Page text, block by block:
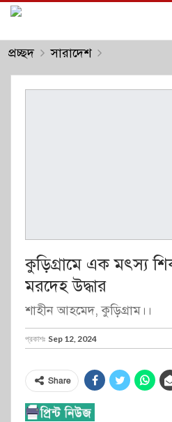
প্রচ্ছদ সারাদেশ
কু‌ড়িগ্রা‌মে এক মৎস‌্য
মর‌দেহ উদ্ধার
শাহীন আহমেদ, কুড়িগ্রাম।।
প্রকাশঃ Sep 12, 2024
Share